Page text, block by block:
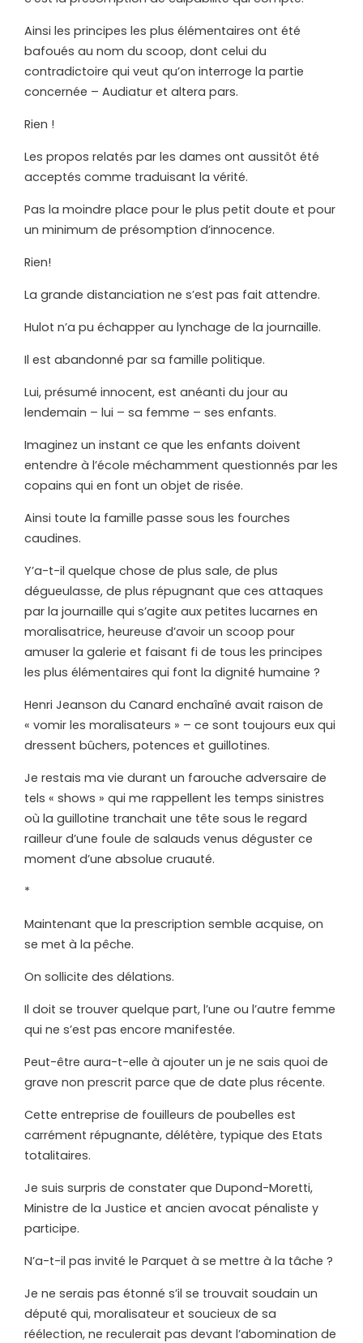
Ainsi les principes les plus élémentaires ont été
bafoués au nom du scoop, dont celui du
contradictoire qui veut qu’on interroge la partie
concernée – Audiatur et altera pars.
Rien !
Les propos relatés par les dames ont aussitôt été
acceptés comme traduisant la vérité.
Pas la moindre place pour le plus petit doute et pour
un minimum de présomption d’innocence.
Rien!
La grande distanciation ne s’est pas fait attendre.
Hulot n’a pu échapper au lynchage de la journaille.
Il est abandonné par sa famille politique.
Lui, présumé innocent, est anéanti du jour au
lendemain – lui – sa femme – ses enfants.
Imaginez un instant ce que les enfants doivent
entendre à l’école méchamment questionnés par les
copains qui en font un objet de risée.
Ainsi toute la famille passe sous les fourches
caudines.
Y’a-t-il quelque chose de plus sale, de plus
dégueulasse, de plus répugnant que ces attaques
par la journaille qui s’agite aux petites lucarnes en
moralisatrice, heureuse d’avoir un scoop pour
amuser la galerie et faisant fi de tous les principes
les plus élémentaires qui font la dignité humaine ?
Henri Jeanson du Canard enchaîné avait raison de
« vomir les moralisateurs » – ce sont toujours eux qui
dressent bûchers, potences et guillotines.
Je restais ma vie durant un farouche adversaire de
tels « shows » qui me rappellent les temps sinistres
où la guillotine tranchait une tête sous le regard
railleur d’une foule de salauds venus déguster ce
moment d’une absolue cruauté.
*
Maintenant que la prescription semble acquise, on
se met à la pêche.
On sollicite des délations.
Il doit se trouver quelque part, l’une ou l’autre femme
qui ne s’est pas encore manifestée.
Peut-être aura-t-elle à ajouter un je ne sais quoi de
grave non prescrit parce que de date plus récente.
Cette entreprise de fouilleurs de poubelles est
carrément répugnante, délétère, typique des Etats
totalitaires.
Je suis surpris de constater que Dupond-Moretti,
Ministre de la Justice et ancien avocat pénaliste y
participe.
N’a-t-il pas invité le Parquet à se mettre à la tâche ?
Je ne serais pas étonné s’il se trouvait soudain un
député qui, moralisateur et soucieux de sa
réélection, ne reculerait pas devant l’abomination de